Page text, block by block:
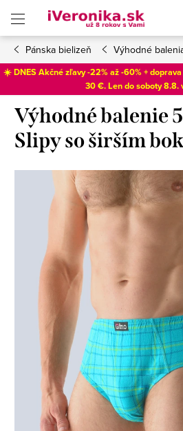
obsah
Pánska bielizeň Výhodné
☀️ DNES Akčné zľavy -22% až -60% +
30 €. Len dosoboty 8.8.
Výhodné balenie
Slipy so širším